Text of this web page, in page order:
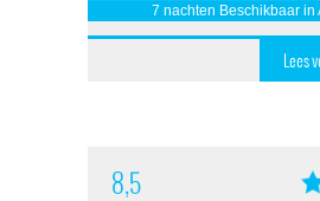
7 nachten Beschikbaar in
Lees
8,5